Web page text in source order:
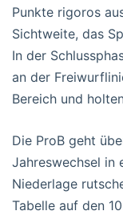
Punkte rigoros
Sichtweite, das
In der
an der
Bereich und
Die ProB geht
Jahreswechsel in
Niederlage
Tabelle auf den